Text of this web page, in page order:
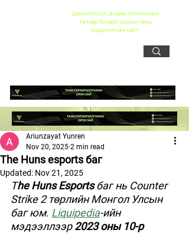
Цахим спорт, видео тоглоомын
талаар бичдэг цорын ганц
мэдээллийн сайт
The Huns esports баг
Ariunzayat Yunren
Nov 20, 2025 2 min read
Updated: Nov 21, 2025
The Huns Esports баг нь Counter
Strike 2 төрлийн Монгол Улсын
баг юм. Liquipedia-ийн
мэдээллээр 2023 оны 10-р